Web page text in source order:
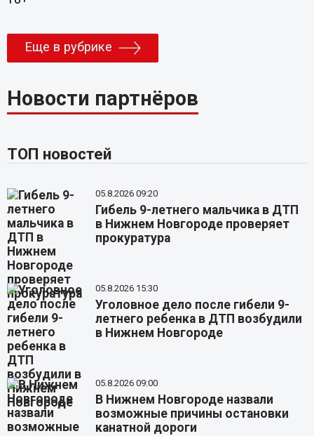
Еще в рубрике
Новости партнёров
ТОП новостей
05.8.2026 09:20
Гибель 9-летнего мальчика в ДТП
в Нижнем Новгороде проверяет
прокуратура
05.8.2026 15:30
Уголовное дело после гибели 9-
летнего ребенка в ДТП возбудили
в Нижнем Новгороде
05.8.2026 09:00
В Нижнем Новгороде назвали
возможные причины остановки
канатной дороги